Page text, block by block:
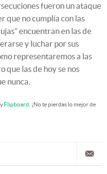
fueron un ataque
que no cumplía con las
encuentran en las de
y luchar por sus
representaremos a las
que las de hoy se nos
nunca.
y Flipboard . ¡No te pierdas lo mejor de